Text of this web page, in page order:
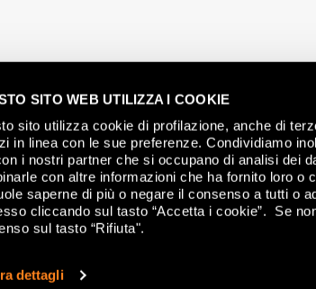
SITO WEB UTILIZZA I COOKIE
sito utilizza cookie di profilazione, anche di
in linea con le sue preferenze. Condividiamo
i nostri partner che si occupano di analisi dei
con altre informazioni che ha fornito loro o
saperne di più o negare il consenso a tutti o
cliccando sul tasto “Accetta i cookie”. Se
sul tasto “Rifiuta".
dettagli
- 41042 Fiorano Modenese (MO) Italy - P.IVA